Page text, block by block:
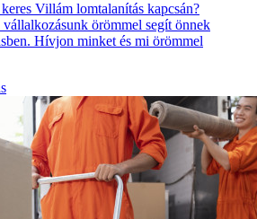
Villám lomtalanítás kapcsán?
örömmel segít önnek
Hívjon minket és mi örömmel